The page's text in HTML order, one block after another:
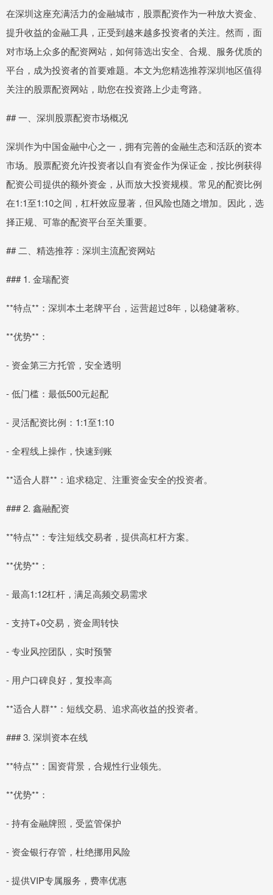
在深圳这座充满活力的金融城市，股票配资作为一种放大资金、
提升收益的金融工具，正受到越来越多投资者的关注。然而，面
对市场上众多的配资网站，如何筛选出安全、合规、服务优质的
平台，成为投资者的首要难题。本文为您精选推荐深圳地区值得
关注的股票配资网站，助您在投资路上少走弯路。
## 一、深圳股票配资市场概况
深圳作为中国金融中心之一，拥有完善的金融生态和活跃的资本
市场。股票配资允许投资者以自有资金作为保证金，按比例获得
配资公司提供的额外资金，从而放大投资规模。常见的配资比例
在1:1至1:10之间，杠杆效应显著，但风险也随之增加。因此，选
择正规、可靠的配资平台至关重要。
## 二、精选推荐：深圳主流配资网站
### 1. 金瑞配资
**特点**：深圳本土老牌平台，运营超过8年，以稳健著称。
**优势**：
- 资金第三方托管，安全透明
- 低门槛：最低500元起配
- 灵活配资比例：1:1至1:10
- 全程线上操作，快速到账
**适合人群**：追求稳定、注重资金安全的投资者。
### 2. 鑫融配资
**特点**：专注短线交易者，提供高杠杆方案。
**优势**：
- 最高1:12杠杆，满足高频交易需求
- 支持T+0交易，资金周转快
- 专业风控团队，实时预警
- 用户口碑良好，复投率高
**适合人群**：短线交易、追求高收益的投资者。
### 3. 深圳资本在线
**特点**：国资背景，合规性行业领先。
**优势**：
- 持有金融牌照，受监管保护
- 资金银行存管，杜绝挪用风险
- 提供VIP专属服务，费率优惠